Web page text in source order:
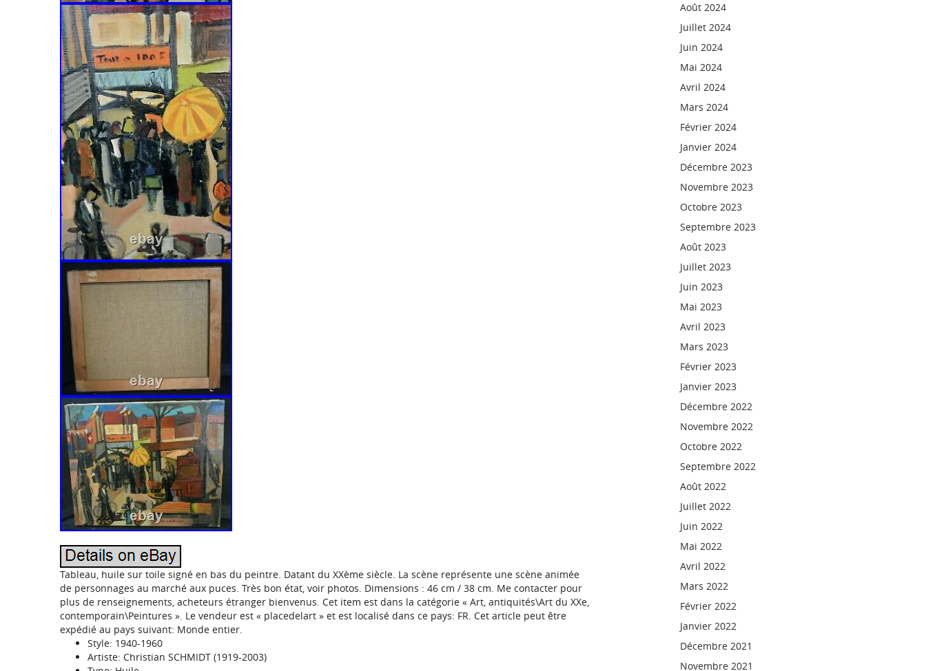
Tableau, huile sur toile signé en bas du peintre. Datant du XXème siècle. La scène représente une scène animée
de personnages au marché aux puces. Très bon état, voir photos. Dimensions : 46 cm / 38 cm. Me contacter pour
plus de renseignements, acheteurs étranger bienvenus. Cet item est dans la catégorie « Art, antiquités\Art du XXe,
contemporain\Peintures ». Le vendeur est « placedelart » et est localisé dans ce pays: FR. Cet article peut être
expédié au pays suivant: Monde entier.
Style: 1940-1960
Artiste: Christian SCHMIDT (1919-2003)
Août 2024
Juillet 2024
Juin 2024
Mai 2024
Avril 2024
Mars 2024
Février 2024
Janvier 2024
Décembre 2023
Novembre 2023
Octobre 2023
Septembre 2023
Août 2023
Juillet 2023
Juin 2023
Mai 2023
Avril 2023
Mars 2023
Février 2023
Janvier 2023
Décembre 2022
Novembre 2022
Octobre 2022
Septembre 2022
Août 2022
Juillet 2022
Juin 2022
Mai 2022
Avril 2022
Mars 2022
Février 2022
Janvier 2022
Décembre 2021
Novembre 2021